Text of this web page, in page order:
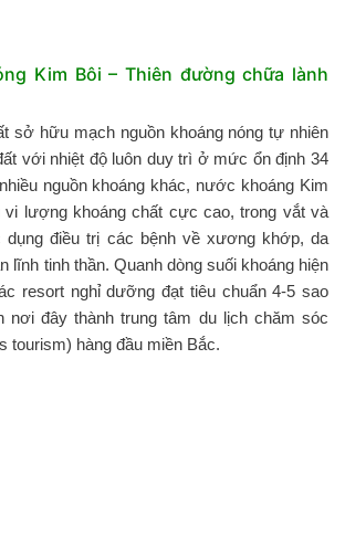
Kim Bôi – Thiên đường chữa lành
sở hữu mạch nguồn khoáng nóng tự nhiên
với nhiệt độ luôn duy trì ở mức ổn định 34
nguồn khoáng khác, nước khoáng Kim
lượng khoáng chất cực cao, trong vắt và
dụng điều trị các bệnh về xương khớp, da
lĩnh tinh thần. Quanh dòng suối khoáng hiện
resort nghỉ dưỡng đạt tiêu chuẩn 4-5 sao
nơi đây thành trung tâm du lịch chăm sóc
tourism) hàng đầu miền Bắc.